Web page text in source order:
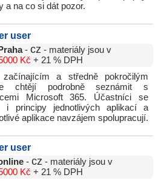
a na co si dát pozor.
user
Praha- cz - materiály jsou v
Kč + 21 % DPH
a středně pokročilým
chtějí podrobně seznámit s
Microsoft 365. Účastníci se
i principy jednotlivých aplikací a
aplikace navzájem spolupracují.
user
- cz - materiály jsou v
Kč + 21 % DPH